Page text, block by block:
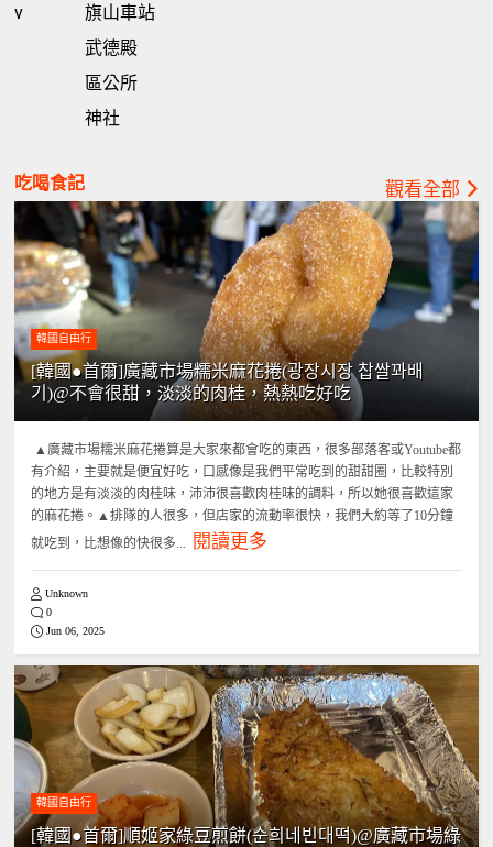
v
旗山車站
武德殿
區公所
神社
吃喝食記 觀看全部
韓國自由行
[韓國●首爾]廣藏市場糯米麻花捲(광장시장 찹쌀꽈배
기)@不會很甜，淡淡的肉桂，熱熱吃好吃
▲廣藏市場糯米麻花捲算是大家來都會吃的東西，很多部落客或Youtube都
有介紹，主要就是便宜好吃，口感像是我們平常吃到的甜甜圈，比較特別
的地方是有淡淡的肉桂味，沛沛很喜歡肉桂味的調料，所以她很喜歡這家
的麻花捲。▲排隊的人很多，但店家的流動率很快，我們大約等了10分鐘
就吃到，比想像的快很多...
閱讀更多
Unknown
0
Jun 06, 2025
韓國自由行
[韓國●首爾]順姬家綠豆煎餅(순희네빈대떡)@廣藏市場綠